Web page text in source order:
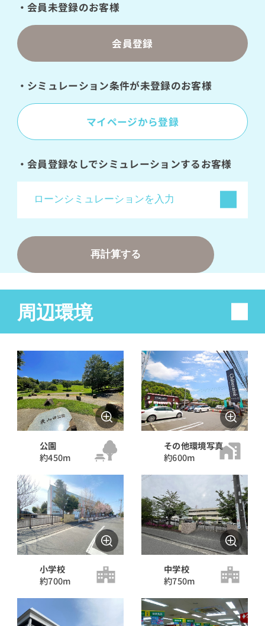
・会員未登録のお客様
会員登録
・シミュレーション条件が未登録のお客様
マイページから登録
・会員登録なしでシミュレーションするお客様
ローンシミュレーションを入力
金利
変動金利（優遇有）（0.495%）
変動+固定mix（1.603%）
直接入力する
ボーナス払い（年2回）
無し
有り
返済年数
35年
25年
20年
再計算する
周辺環境
公園
約450m
その他環境写真
約600m
小学校
約700m
中学校
約750m